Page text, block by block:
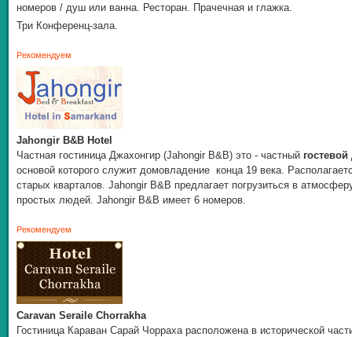
номеров / душ или ванна. Ресторан. Прачечная и глажка.
Три Конференц-зала.
Рекомендуем
Jahongir B&B Hotel
Частная гостиница Джахонгир (Jahongir B&B) это - частный
основой которого служит домовладение конца 19 века.
старых кварталов. Jahongir B&B предлагает погрузиться в
простых людей. Jahongir B&B имеет 6 номеров.
Рекомендуем
Caravan Seraile Chorrakha
Гостиница Караван Сарай Чорраха расположена в исторической